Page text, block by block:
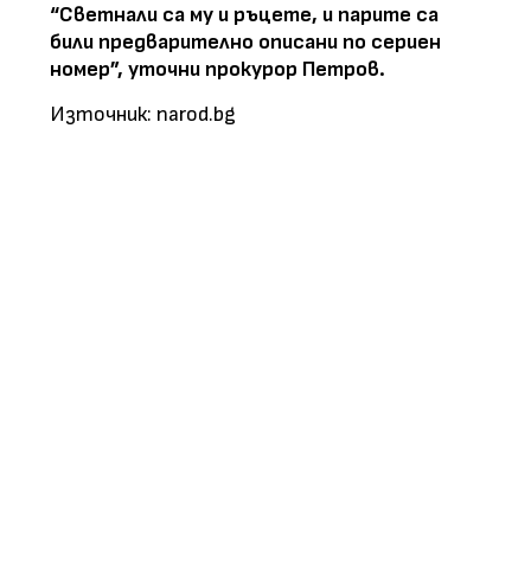
“Светнали са му и ръцете, и парите са
били предварително описани по сериен
номер”, уточни прокурор Петров.
Източник: narod.bg